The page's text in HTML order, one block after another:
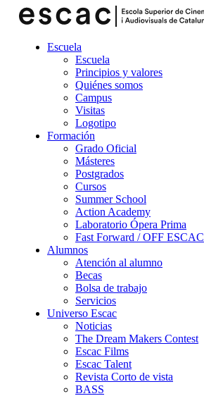
Escuela
Escuela
Principios y valores
Quiénes somos
Campus
Visitas
Logotipo
Formación
Grado Oficial
Másteres
Postgrados
Cursos
Summer School
Action Academy
Laboratorio Ópera Prima
Fast Forward / OFF ESCAC
Alumnos
Atención al alumno
Becas
Bolsa de trabajo
Servicios
Universo Escac
Noticias
The Dream Makers Contest
Escac Films
Escac Talent
Revista Corto de vista
BASS